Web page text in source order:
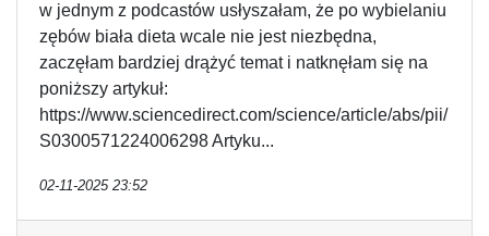
w jednym z podcastów usłyszałam, że po wybielaniu
zębów biała dieta wcale nie jest niezbędna,
zaczęłam bardziej drążyć temat i natknęłam się na
poniższy artykuł:
https://www.sciencedirect.com/science/article/abs/pii/
S0300571224006298 Artyku...
02-11-2025 23:52